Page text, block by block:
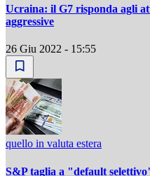
Ucraina: il G7 risponda agli
aggressive
26 Giu 2022 - 15:55
quello in valuta estera
S&P taglia a "default